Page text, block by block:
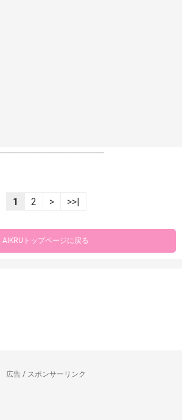
1 2 > >>|
AIKRUトップページに戻る
広告 / スポンサーリンク